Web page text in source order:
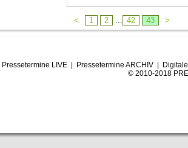
< 1 2 ... 42 43 >
Pressetermine LIVE| Pressetermine ARCHIV|
© 2010-2018